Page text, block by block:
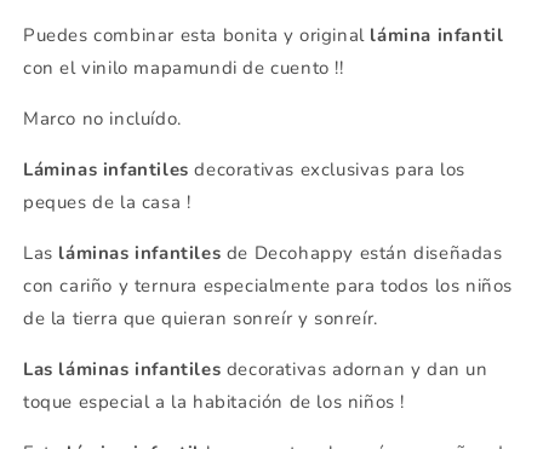
Puedes combinar esta bonita y original lámina infantil
con el vinilo mapamundi de cuento !!
Marco no incluído.
Láminas infantiles decorativas exclusivas para los
peques de la casa !
Las láminas infantiles de Decohappy están diseñadas
con cariño y ternura especialmente para todos los niños
de la tierra que quieran sonreír y sonreír.
Las láminas infantiles decorativas adornan y dan un
toque especial a la habitación de los niños !